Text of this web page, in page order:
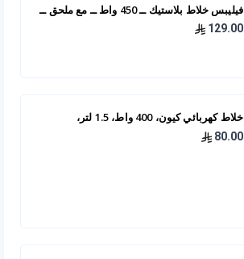
فيليبس خلاط بلاستيك ــ 450 واط ــ مع ملحق ــ
HR2041/10
129.00
خلاط كهربائي كيون، 400 واط، 1.5 لتر،
BBB4015PP00 - اسود
80.00